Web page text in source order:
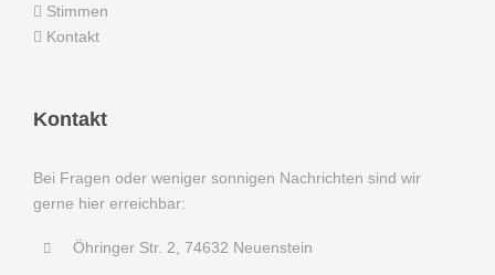
Stimmen
Kontakt
Kontakt
Bei Fragen oder weniger sonnigen Nachrichten sind wir
gerne hier erreichbar:
Öhringer Str. 2, 74632 Neuenstein